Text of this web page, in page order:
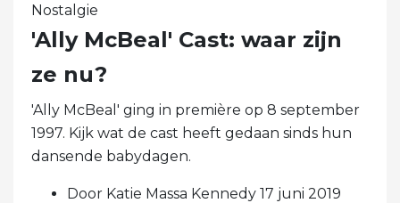
Nostalgie
'Ally McBeal' Cast: waar zijn
ze nu?
'Ally McBeal' ging in première op 8 september
1997. Kijk wat de cast heeft gedaan sinds hun
dansende babydagen.
Door Katie Massa Kennedy 17 juni 2019